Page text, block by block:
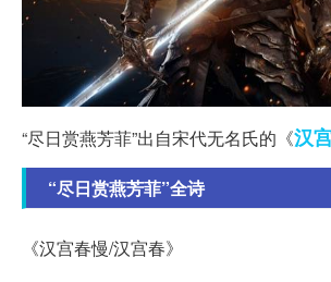
“尽日赏燕芳菲”出自宋代无名氏的《汉
“尽日赏燕芳菲”全诗
《汉宫春慢/汉宫春》